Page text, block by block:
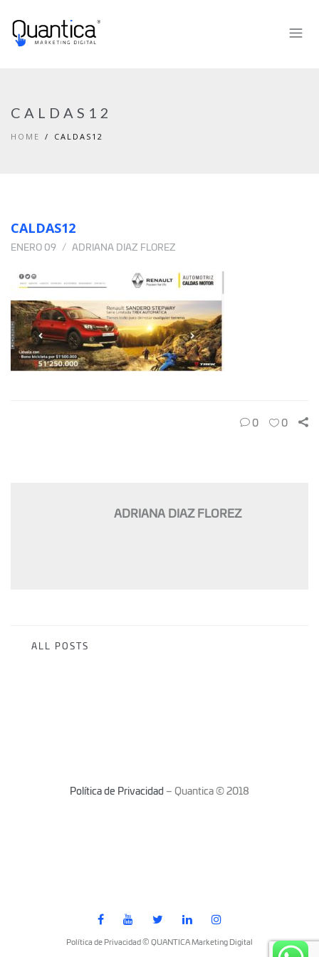
CALDAS12
HOME CALDAS12
CALDAS12
ENERO 09 ADRIANA DIAZ FLOREZ
0 0
ADRIANA DIAZ FLOREZ
ALL POSTS
Política de Privacidad – Quantica © 2018
Política de Privacidad © QUANTICA Marketing Digital